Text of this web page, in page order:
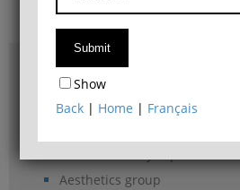
Access & maps
Philosophy Department Library
Aesthetics group
Show
Back | Home | Français